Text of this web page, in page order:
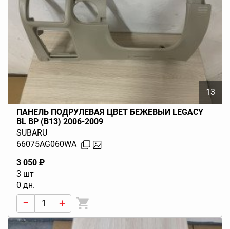
13
ПАНЕЛЬ ПОДРУЛЕВАЯ ЦВЕТ БЕЖЕВЫЙ LEGACY
BL BP (B13) 2006-2009
SUBARU
66075AG060WA
3 050 ₽
3 шт
0 дн.
− +